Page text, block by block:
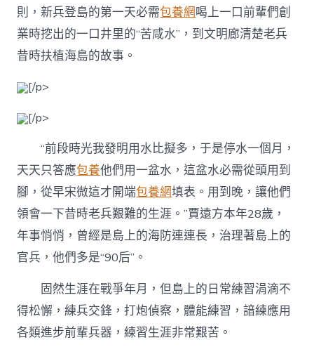
則，新兵登島的第一天必需包養網喝上一口前輩們創
業時挖出的一口井里的“苦咸水”，到文明廊清楚老兵
昔時扶植海島的故事。
[/p>
[/p>
“前段時光我發明用水比擬多，于是停水一個月，
天天只答應包養他們用一盆水，這盆水必需從頭用到
腳，從早宋微這才開端包養網填表。用到晚，讓他們
領會一下昔時老兵艱難的生涯。”賈遠方本年28歲，
年事悄悄，曾經是島上的海防連連長，治理著島上的
官兵，他們多是“90后”。
固然生涯在戰爭年月，但島上的日常練習涓滴不
得松懈，練兵交鋒，打炮偵察，體能練習，諳練應用
各類進步前輩兵器，練習生涯非常艱苦。